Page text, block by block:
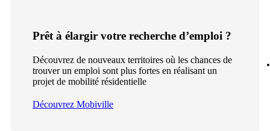
Prêt à élargir votre recherche d’emploi ?
Découvrez de nouveaux territoires où les chances de
trouver un emploi sont plus fortes en réalisant un
projet de mobilité résidentielle
Découvrez Mobiville